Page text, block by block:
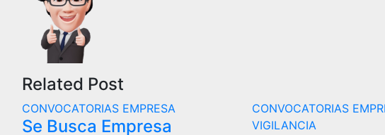
Related Post
CONVOCATORIAS EMPRESA
Se Busca Empresa
CONVOCATORIAS
VIGILANCIA